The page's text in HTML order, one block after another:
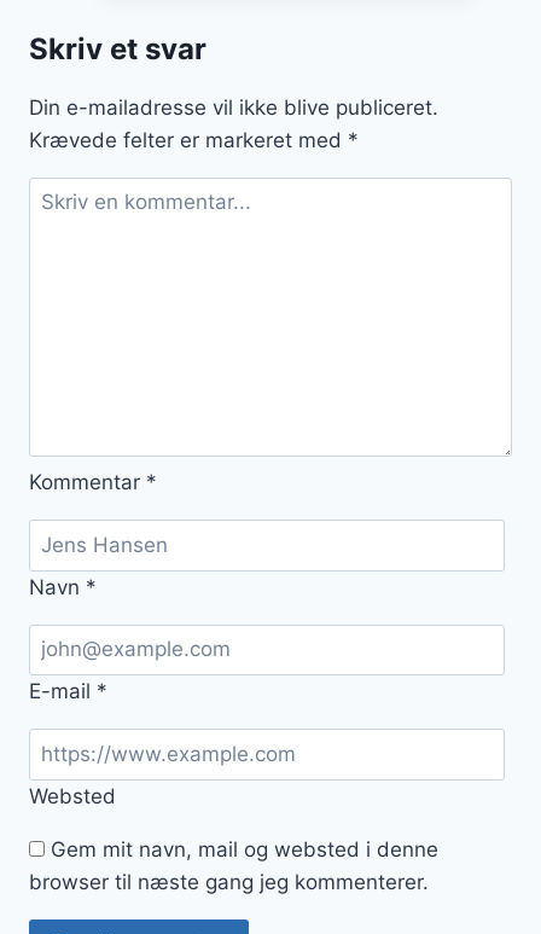
Skriv et svar
Din e-mailadresse vil ikke blive publiceret.
Krævede felter er markeret med *
Kommentar *
Navn *
E-mail *
Websted
Gem mit navn, mail og websted i denne
browser til næste gang jeg kommenterer.